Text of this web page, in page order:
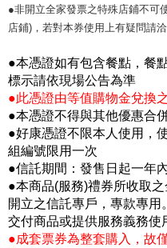
●非開立全家發票之特殊店鋪不可
店鋪)，若對本券使用上有疑問請
●本憑證如有包含餐點，餐
標示請依現場公告為準
●此憑證由等值購物金兌換之
●本憑證不得與其他優惠合
●好康憑證不限本人使用，
組編號限用一次
●信託期間：發售日起一年
●本商品(服務)禮券所收取
開立之信託專戶，專款專
交付商品或提供服務義務使
●成套票券為整套購入，故